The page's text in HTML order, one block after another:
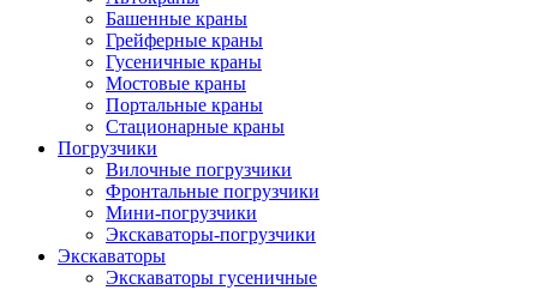
Башенные краны
Грейферные краны
Гусеничные краны
Мостовые краны
Портальные краны
Стационарные краны
Погрузчики
Вилочные погрузчики
Фронтальные погрузчики
Мини-погрузчики
Экскаваторы-погрузчики
Экскаваторы
Экскаваторы гусеничные